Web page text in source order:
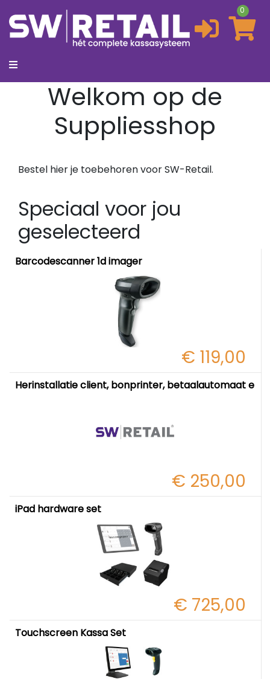
0
Welkom op de
Suppliesshop
Bestel hier je toebehoren voor SW-Retail.
Speciaal voor jou
geselecteerd
Barcodescanner 1d imager
€ 119,00
Herinstallatie client, bonprinter, betaalautomaat en
€ 250,00
iPad hardware set
€ 725,00
Touchscreen Kassa Set